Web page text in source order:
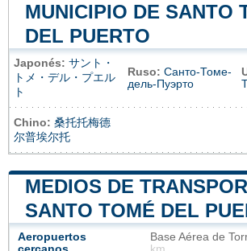
MUNICIPIO DE SANTO
DEL PUERTO
Japonés: サント・
トメ・デル・プエル
ト
Ruso: Санто-Томе-
дель-Пуэрто
Chino: 桑托托梅德
尔普埃尔托
MEDIOS DE
SANTO TOMÉ DEL
Aeropuertos
Base Aérea de